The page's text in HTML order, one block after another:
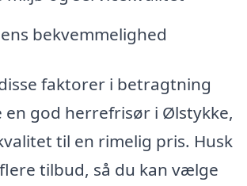
bekvemmelighed
faktorer i betragtning
en god herrefrisør i Ølstykke,
til en rimelig pris. Husk
tilbud, så du kan vælge